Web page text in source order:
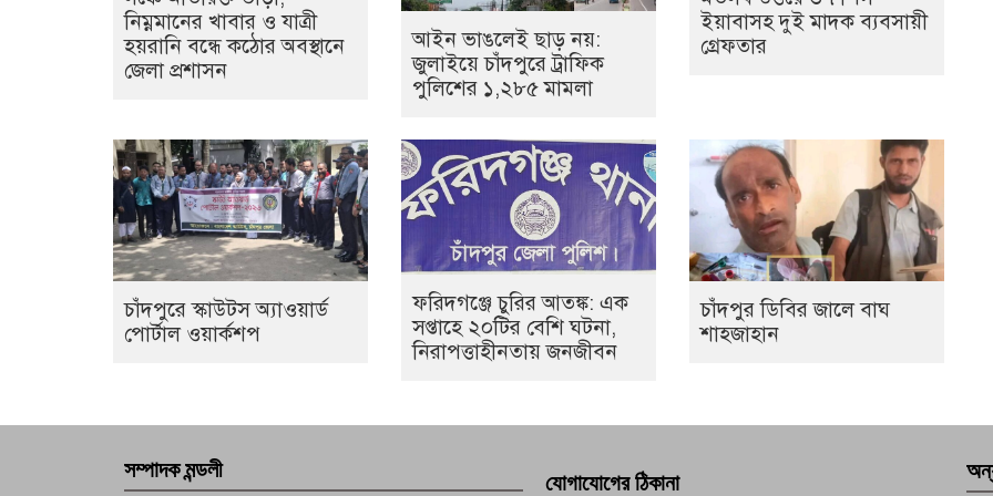
নিম্নমানের খাবার ও যাত্রী
হয়রানি বন্ধে কঠোর অবস্থানে
জেলা প্রশাসন
আইন ভাঙলেই ছাড় নয়:
জুলাইয়ে চাঁদপুরে ট্রাফিক
পুলিশের ১,২৮৫ মামলা
ইয়াবাসহ দুই মাদক ব্যবসায়ী
গ্রেফতার
চাঁদপুরে স্কাউটস অ্যাওয়ার্ড
পোর্টাল ওয়ার্কশপ
ফরিদগঞ্জে চুরির আতঙ্ক: এক
সপ্তাহে ২০টির বেশি ঘটনা,
নিরাপত্তাহীনতায় জনজীবন
চাঁদপুর ডিবির জালে বাঘ
শাহজাহান
সম্পাদক মন্ডলী যোগাযোগের ঠিকানা